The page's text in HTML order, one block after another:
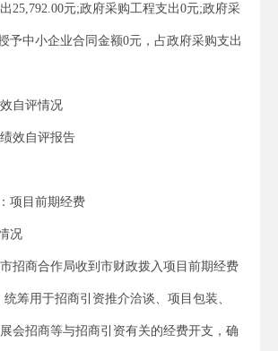
25,792.00元;政府采购工程支出0元;政府采
予中小企业合同金额0元，占政府采购支出
自评情况
绩效自评报告
项目前期经费
况
招商合作局收到市财政拨入项目前期经费
统筹用于招商引资推介洽谈、项目包装、
会招商等与招商引资有关的经费开支，确